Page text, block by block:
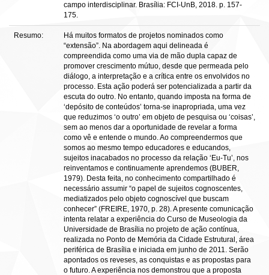
campo interdisciplinar. Brasília: FCI-UnB, 2018. p. 157-
175.
Resumo:
Há muitos formatos de projetos nominados como
“extensão”. Na abordagem aqui delineada é
compreendida como uma via de mão dupla capaz de
promover crescimento mútuo, desde que permeada pelo
diálogo, a interpretação e a crítica entre os envolvidos no
processo. Esta ação poderá ser potencializada a partir da
escuta do outro. No entanto, quando imposta na forma de
‘depósito de conteúdos’ torna-se inapropriada, uma vez
que reduzimos ‘o outro’ em objeto de pesquisa ou ‘coisas’,
sem ao menos dar a oportunidade de revelar a forma
como vê e entende o mundo. Ao compreendermos que
somos ao mesmo tempo educadores e educandos,
sujeitos inacabados no processo da relação ‘Eu-Tu’, nos
reinventamos e continuamente aprendemos (BUBER,
1979). Desta feita, no conhecimento compartilhado é
necessário assumir “o papel de sujeitos cognoscentes,
mediatizados pelo objeto cognoscível que buscam
conhecer” (FREIRE, 1970, p. 28). A presente comunicação
intenta relatar a experiência do Curso de Museologia da
Universidade de Brasília no projeto de ação contínua,
realizada no Ponto de Memória da Cidade Estrutural, área
periférica de Brasília e iniciada em junho de 2011. Serão
apontados os reveses, as conquistas e as propostas para
o futuro. A experiência nos demonstrou que a proposta